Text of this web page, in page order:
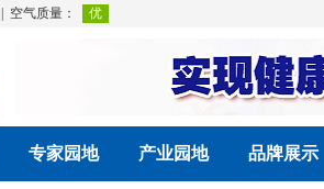
专家园地 产业园地 品牌展示